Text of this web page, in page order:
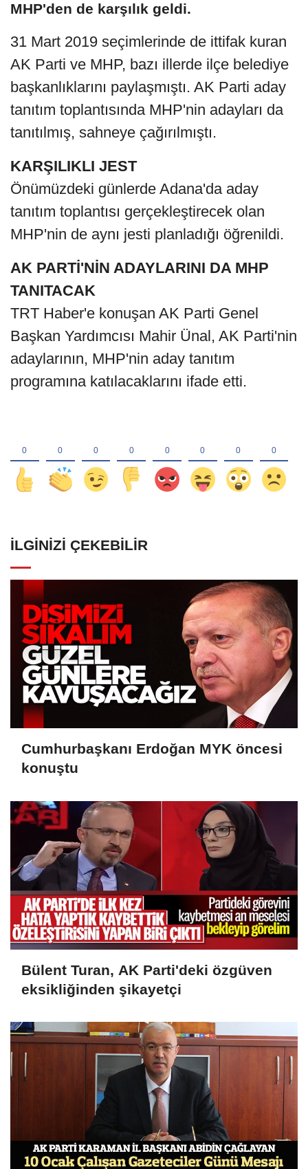
MHP'den de karşılık geldi.
31 Mart 2019 seçimlerinde de ittifak kuran
AK Parti ve MHP, bazı illerde ilçe belediye
başkanlıklarını paylaşmıştı. AK Parti aday
tanıtım toplantısında MHP'nin adayları da
tanıtılmış, sahneye çağırılmıştı.
KARŞILIKLI JEST
Önümüzdeki günlerde Adana'da aday
tanıtım toplantısı gerçekleştirecek olan
MHP'nin de aynı jesti planladığı öğrenildi.
AK PARTİ'NİN ADAYLARINI DA MHP
TANITACAK
TRT Haber'e konuşan AK Parti Genel
Başkan Yardımcısı Mahir Ünal, AK Parti'nin
adaylarının, MHP'nin aday tanıtım
programına katılacaklarını ifade etti.
İLGINIZI ÇEKEBILIR
Cumhurbaşkanı Erdoğan MYK öncesi
konuştu
Bülent Turan, AK Parti'deki özgüven
eksikliğinden şikayetçi